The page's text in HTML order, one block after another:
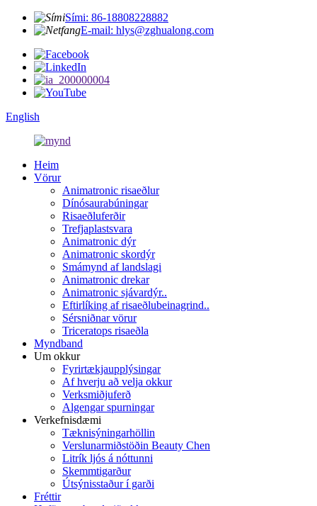
Sími: 86-18808228882
E-mail: hlys@zghualong.com
English
Heim
Vörur
Animatronic risaeðlur
Dínósaurabúningar
Risaeðluferðir
Trefjaplastsvara
Animatronic dýr
Animatronic skordýr
Smámynd af landslagi
Animatronic drekar
Animatronic sjávardýr..
Eftirlíking af risaeðlubeinagrind..
Sérsniðnar vörur
Triceratops risaeðla
Myndband
Um okkur
Fyrirtækjaupplýsingar
Af hverju að velja okkur
Verksmiðjuferð
Algengar spurningar
Verkefnisdæmi
Tæknisýningarhöllin
Verslunarmiðstöðin Beauty Chen
Litrík ljós á nóttunni
Skemmtigarður
Útsýnisstaður í garði
Fréttir